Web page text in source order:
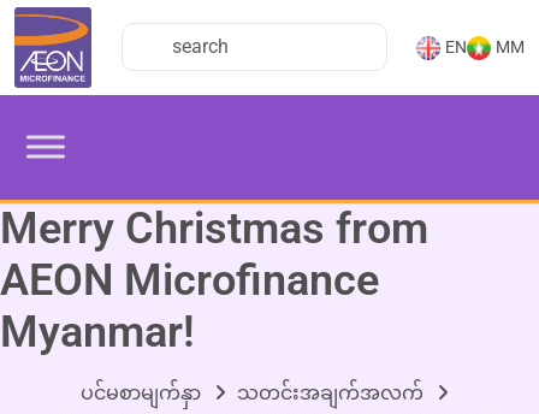
EN MM
Merry Christmas from
AEON Microfinance
Myanmar!
ပင်မစာမျက်နှာ
သတင်းအချက်အလက်